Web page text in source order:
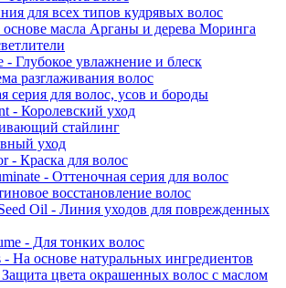
для всех типов кудрявых волос
масла Арганы и дерева Моринга
Глубокое увлажнение и блеск
разглаживания волос
серия для волос, усов и бороды
- Королевский уход
стайлинг
уход
- Краска для волос
- Оттеночная серия для волос
восстановление волос
Oil - Линия уходов для поврежденных
- Для тонких волос
На основе натуральных ингредиентов
цвета окрашенных волос с маслом